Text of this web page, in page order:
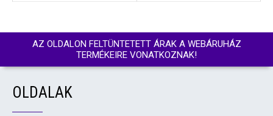
AZ OLDALON FELTÜNTETETT ÁRAK A WEBÁRUHÁZ
TERMÉKEIRE VONATKOZNAK!
OLDALAK